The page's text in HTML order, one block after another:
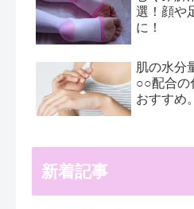
選！顔や
に！
肌の水分
○○配合の
おすすめ。
新着記事